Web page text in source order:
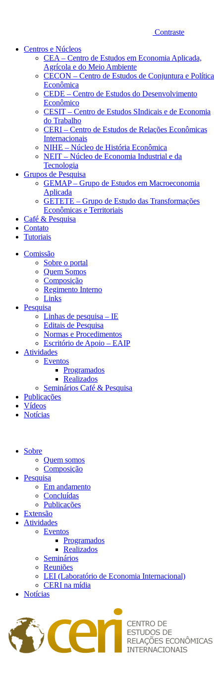
Contraste
Centros e Núcleos
CEA – Centro de Estudos em Economia Aplicada,
Agrícola e do Meio Ambiente
CECON – Centro de Estudos de Conjuntura e Política
Econômica
CEDE – Centro de Estudos do Desenvolvimento
Econômico
CESIT – Centro de Estudos SIndicais e de Economia
do Trabalho
CERI – Centro de Estudos de Relações Econômicas
Internacionais
NIHE – Núcleo de História Econômica
NEIT – Núcleo de Economia Industrial e da
Tecnologia
Grupos de Pesquisa
GEMAP – Grupo de Estudos em Macroeconomia
Aplicada
GETETE – Grupo de Estudo das Transformações
Econômicas e Territoriais
Café & Pesquisa
Contato
Tutoriais
Comissão
Sobre o portal
Quem Somos
Composição
Regimento Interno
Links
Pesquisa
Linhas de pesquisa – IE
Editais de Pesquisa
Normas e Procedimentos
Escritório de Apoio – EAIP
Atividades
Eventos
Programados
Realizados
Seminários Café & Pesquisa
Publicações
Vídeos
Notícias
Sobre
Quem somos
Composição
Pesquisa
Em andamento
Concluídas
Publicações
Extensão
Atividades
Eventos
Programados
Realizados
Seminários
Reuniões
LEI (Laboratório de Economia Internacional)
CERI na mídia
Notícias